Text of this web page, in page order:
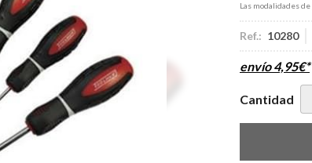
Las modalidades de
Ref.: 10280
envío4,95€*
Cantidad